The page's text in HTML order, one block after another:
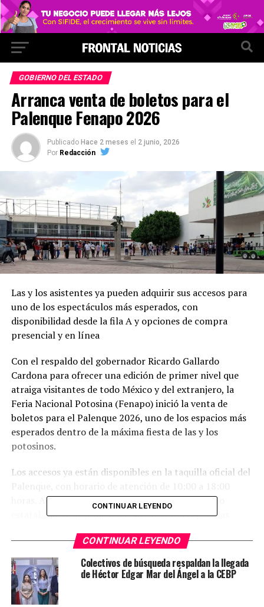
GOBIERNO DEL ESTADO
Arranca venta de boletos para el
Palenque Fenapo 2026
Publicado Hace 2 meses el 2 junio, 2026
Por Redacción
Las y los asistentes ya pueden adquirir sus accesos para
uno de los espectáculos más esperados, con
disponibilidad desde la fila A y opciones de compra
presencial y en línea
Con el respaldo del gobernador Ricardo Gallardo
Cardona para ofrecer una edición de primer nivel que
atraiga visitantes de todo México y del extranjero, la
Feria Nacional Potosina (Fenapo) inició la venta de
boletos para el Palenque 2026, uno de los espacios más
esperados dentro de la máxima fiesta de las y los
potosinos.
Los accesos ya están disponibles en la taquilla oficial del
horas. Además, tal como lo informó el mandatario
estatal, existe disponibilidad desde la fila A para las
también se realizará a través de la plataforma oficial
https://slpfastticket.com, donde los boletos serán
liberados de manera escalonada y con un límite de
cuatro entradas por persona para agilizar el proceso de
compra.
CONTINUAR LEYENDO
CONTINUAR LEYENDO
Colectivos de búsqueda respaldan la llegada
de Héctor Edgar Mar del Ángel a la CEBP